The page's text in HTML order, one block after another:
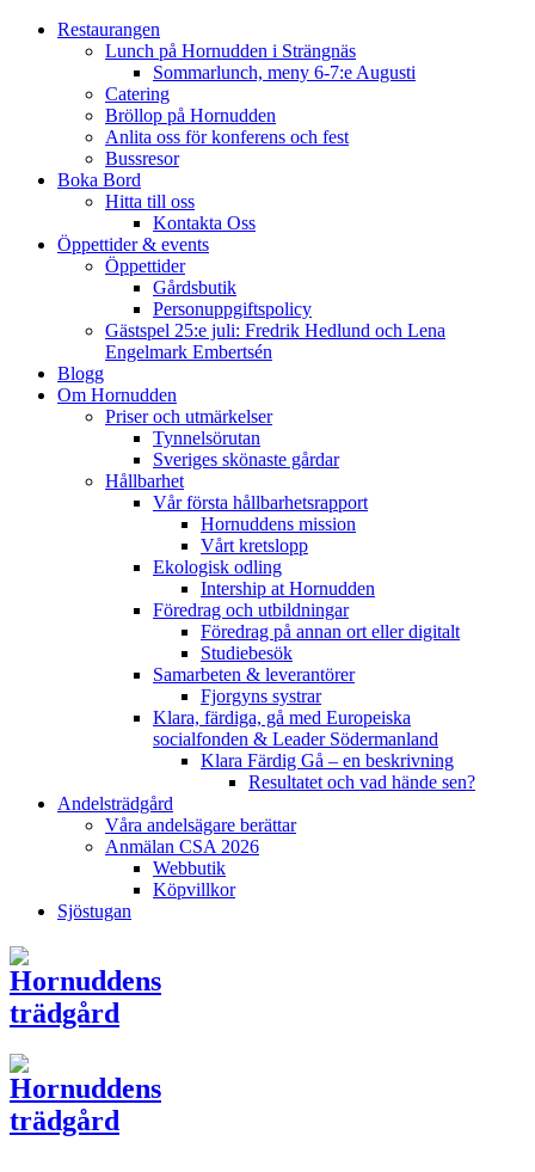
Restaurangen
Lunch på Hornudden i Strängnäs
Sommarlunch, meny 6-7:e Augusti
Catering
Bröllop på Hornudden
Anlita oss för konferens och fest
Bussresor
Boka Bord
Hitta till oss
Kontakta Oss
Öppettider & events
Öppettider
Gårdsbutik
Personuppgiftspolicy
Gästspel 25:e juli: Fredrik Hedlund och Lena
Engelmark Embertsén
Blogg
Om Hornudden
Priser och utmärkelser
Tynnelsörutan
Sveriges skönaste gårdar
Hållbarhet
Vår första hållbarhetsrapport
Hornuddens mission
Vårt kretslopp
Ekologisk odling
Intership at Hornudden
Föredrag och utbildningar
Föredrag på annan ort eller digitalt
Studiebesök
Samarbeten & leverantörer
Fjorgyns systrar
Klara, färdiga, gå med Europeiska
socialfonden & Leader Södermanland
Klara Färdig Gå – en beskrivning
Resultatet och vad hände sen?
Andelsträdgård
Våra andelsägare berättar
Anmälan CSA 2026
Webbutik
Köpvillkor
Sjöstugan